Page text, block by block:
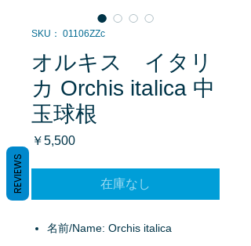
SKU： 01106ZZc
オルキス イタリ
カ Orchis italica 中
玉球根
￥5,500価
在庫なし
名前/Name: Orchis italica
REVIEWS